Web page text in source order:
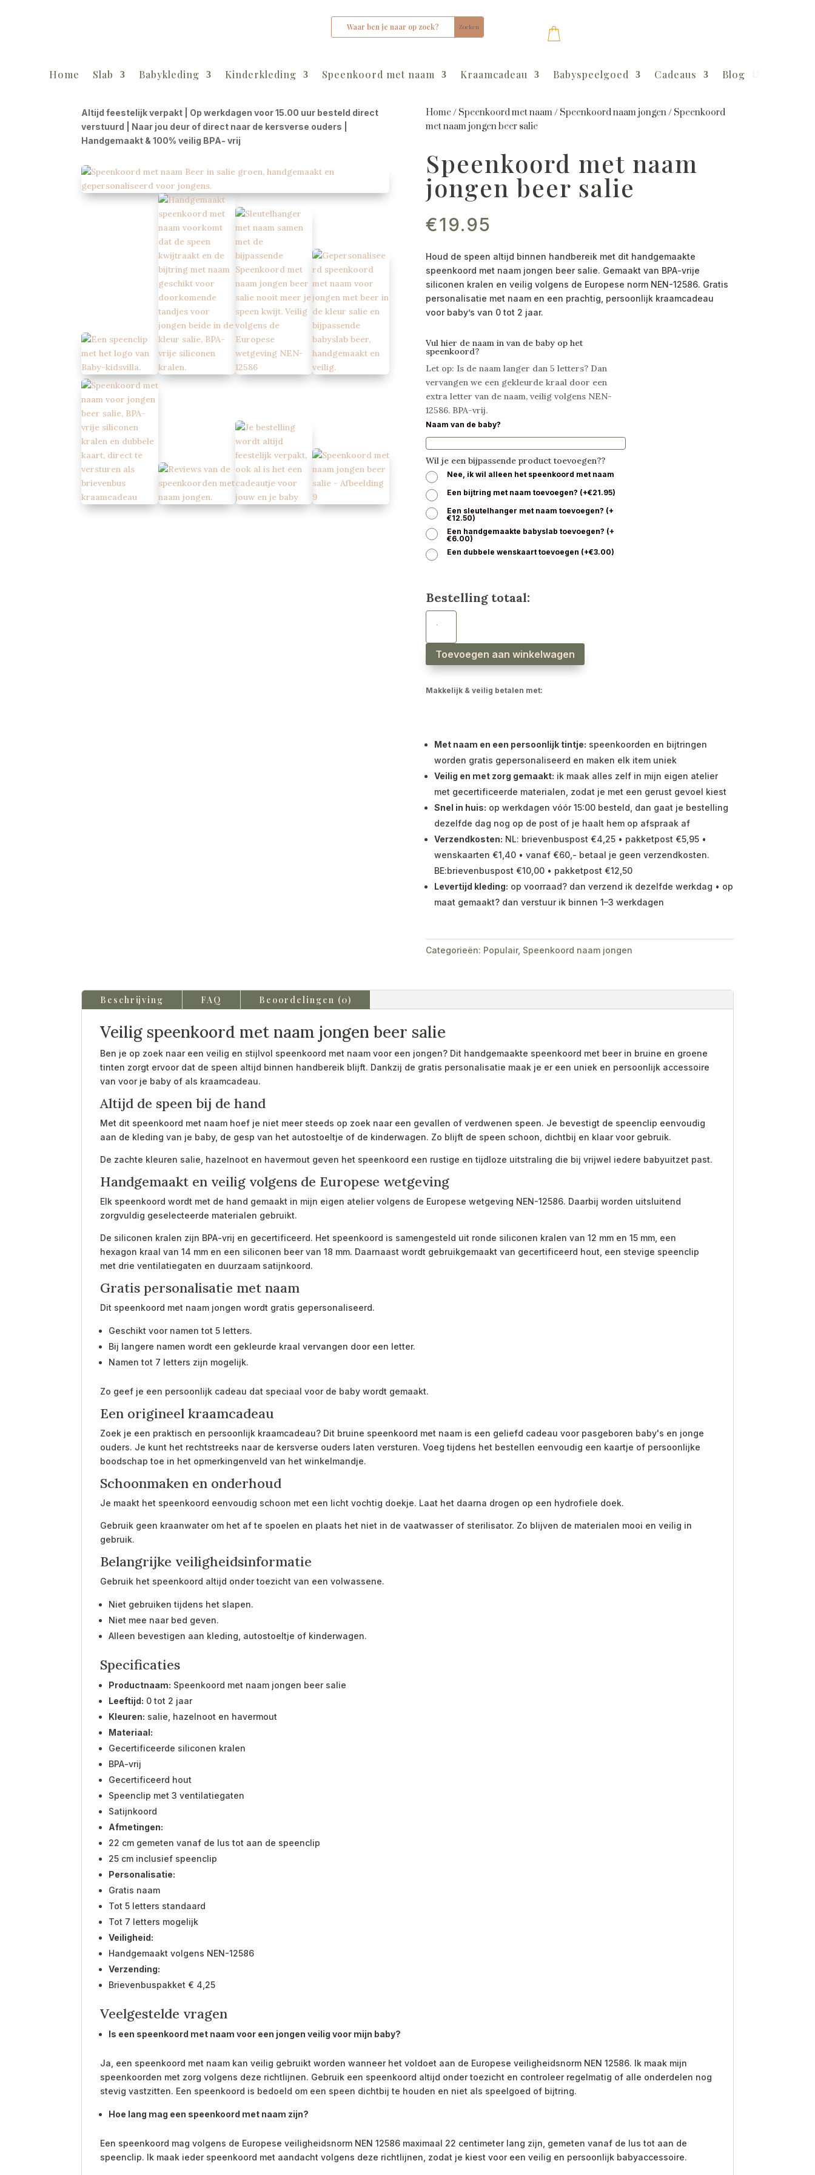
Home Slab Babykleding Kinderkleding Speenkoord met naam Kraamcadeau Babyspeelgoed Cadeaus Blog
Altijd feestelijk verpakt | Op werkdagen voor 15.00 uur besteld direct
verstuurd | Naar jou deur of direct naar de kersverse ouders |
Handgemaakt & 100% veilig BPA- vrij
Home/ Speenkoord met naam/ Speenkoord naam jongen/ Speenkoord
met naam jongen beer salie
Speenkoord met naam
jongen beer salie
€19.95
Houd de speen altijd binnen handbereik met dit handgemaakte
speenkoord met naam jongen beer salie. Gemaakt van BPA-vrije
siliconen kralen en veilig volgens de Europese norm NEN-12586. Gratis
personalisatie met naam en een prachtig, persoonlijk kraamcadeau
voor baby’s van 0 tot 2 jaar.
Vul hier de naam in van de baby op het
speenkoord?
Let op: Is de naam langer dan 5 letters? Dan
vervangen we een gekleurde kraal door een
extra letter van de naam, veilig volgens NEN-
12586. BPA-vrij.
Naam van de baby?
Wil je een bijpassende product toevoegen??
Nee, ik wil alleen het speenkoord met naam
Een bijtring met naam toevoegen? (+€21.95)
Een sleutelhanger met naam toevoegen? (+
€12.50)
Een handgemaakte babyslab toevoegen? (+
€6.00)
Een dubbele wenskaart toevoegen (+€3.00)
Bestelling totaal:
Speenkoord
naam
beer
salie
aantal
Toevoegen aan winkelwagen
Makkelijk & veilig betalen met:
Met naam en een persoonlijk tintje: speenkoorden en bijtringen
worden gratis gepersonaliseerd en maken elk item uniek
Veilig en met zorg gemaakt: ik maak alles zelf in mijn eigen atelier
met gecertificeerde materialen, zodat je met een gerust gevoel kiest
Snel in huis: op werkdagen vóór 15:00 besteld, dan gaat je bestelling
dezelfde dag nog op de post of je haalt hem op afspraak af
Verzendkosten: NL: brievenbuspost €4,25 • pakketpost €5,95 •
wenskaarten €1,40 • vanaf €60,- betaal je geen verzendkosten.
BE:brievenbuspost €10,00 • pakketpost €12,50
Levertijd kleding: op voorraad? dan verzend ik dezelfde werkdag • op
maat gemaakt? dan verstuur ik binnen 1–3 werkdagen
Categorieën: Populair, Speenkoord naam jongen
Beschrijving FAQ Beoordelingen (0)
Veilig speenkoord met naam jongen beer salie
Ben je op zoek naar een veilig en stijlvol speenkoord met naam voor een jongen? Dit handgemaakte speenkoord met beer in bruine en groene
tinten zorgt ervoor dat de speen altijd binnen handbereik blijft. Dankzij de gratis personalisatie maak je er een uniek en persoonlijk accessoire
van voor je baby of als kraamcadeau.
Altijd de speen bij de hand
Met dit speenkoord met naam hoef je niet meer steeds op zoek naar een gevallen of verdwenen speen. Je bevestigt de speenclip eenvoudig
aan de kleding van je baby, de gesp van het autostoeltje of de kinderwagen. Zo blijft de speen schoon, dichtbij en klaar voor gebruik.
De zachte kleuren salie, hazelnoot en havermout geven het speenkoord een rustige en tijdloze uitstraling die bij vrijwel iedere babyuitzet past.
Handgemaakt en veilig volgens de Europese wetgeving
Elk speenkoord wordt met de hand gemaakt in mijn eigen atelier volgens de Europese wetgeving NEN-12586. Daarbij worden uitsluitend
zorgvuldig geselecteerde materialen gebruikt.
De siliconen kralen zijn BPA-vrij en gecertificeerd. Het speenkoord is samengesteld uit ronde siliconen kralen van 12 mm en 15 mm, een
hexagon kraal van 14 mm en een siliconen beer van 18 mm. Daarnaast wordt gebruikgemaakt van gecertificeerd hout, een stevige speenclip
met drie ventilatiegaten en duurzaam satijnkoord.
Gratis personalisatie met naam
Dit speenkoord met naam jongen wordt gratis gepersonaliseerd.
Geschikt voor namen tot 5 letters.
Bij langere namen wordt een gekleurde kraal vervangen door een letter.
Namen tot 7 letters zijn mogelijk.
Zo geef je een persoonlijk cadeau dat speciaal voor de baby wordt gemaakt.
Een origineel kraamcadeau
Zoek je een praktisch en persoonlijk kraamcadeau? Dit bruine speenkoord met naam is een geliefd cadeau voor pasgeboren baby's en jonge
ouders. Je kunt het rechtstreeks naar de kersverse ouders laten versturen. Voeg tijdens het bestellen eenvoudig een kaartje of persoonlijke
boodschap toe in het opmerkingenveld van het winkelmandje.
Schoonmaken en onderhoud
Je maakt het speenkoord eenvoudig schoon met een licht vochtig doekje. Laat het daarna drogen op een hydrofiele doek.
Gebruik geen kraanwater om het af te spoelen en plaats het niet in de vaatwasser of sterilisator. Zo blijven de materialen mooi en veilig in
gebruik.
Belangrijke veiligheidsinformatie
Gebruik het speenkoord altijd onder toezicht van een volwassene.
Niet gebruiken tijdens het slapen.
Niet mee naar bed geven.
Alleen bevestigen aan kleding, autostoeltje of kinderwagen.
Specificaties
Productnaam: Speenkoord met naam jongen beer salie
Leeftijd: 0 tot 2 jaar
Kleuren: salie, hazelnoot en havermout
Materiaal:
Gecertificeerde siliconen kralen
BPA-vrij
Gecertificeerd hout
Speenclip met 3 ventilatiegaten
Satijnkoord
Afmetingen:
22 cm gemeten vanaf de lus tot aan de speenclip
25 cm inclusief speenclip
Personalisatie:
Gratis naam
Tot 5 letters standaard
Tot 7 letters mogelijk
Veiligheid:
Handgemaakt volgens NEN-12586
Verzending:
Brievenbuspakket € 4,25
Veelgestelde vragen
Is een speenkoord met naam voor een jongen veilig voor mijn baby?
Ja, een speenkoord met naam kan veilig gebruikt worden wanneer het voldoet aan de Europese veiligheidsnorm NEN 12586. Ik maak mijn
speenkoorden met zorg volgens deze richtlijnen. Gebruik een speenkoord altijd onder toezicht en controleer regelmatig of alle onderdelen nog
stevig vastzitten. Een speenkoord is bedoeld om een speen dichtbij te houden en niet als speelgoed of bijtring.
Hoe lang mag een speenkoord met naam zijn?
Een speenkoord mag volgens de Europese veiligheidsnorm NEN 12586 maximaal 22 centimeter lang zijn, gemeten vanaf de lus tot aan de
speenclip. Ik maak ieder speenkoord met aandacht volgens deze richtlijnen, zodat je kiest voor een veilig en persoonlijk babyaccessoire.